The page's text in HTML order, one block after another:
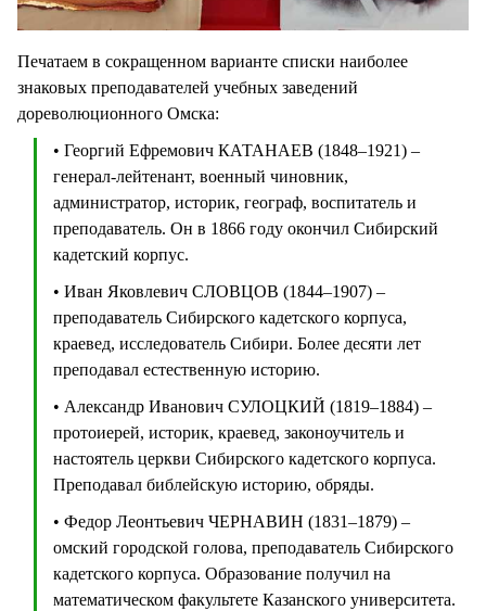
Печатаем в сокращенном варианте списки наиболее
знаковых преподавателей учебных заведений
дореволюционного Омска:
• Георгий Ефремович КАТАНАЕВ (1848–1921) –
генерал-лейтенант, военный чиновник,
администратор, историк, географ, воспитатель и
преподаватель. Он в 1866 году окончил Сибирский
кадетский корпус.
• Иван Яковлевич СЛОВЦОВ (1844–1907) –
преподаватель Сибирского кадетского корпуса,
краевед, исследователь Сибири. Более десяти лет
преподавал естественную историю.
• Александр Иванович СУЛОЦКИЙ (1819–1884) –
протоиерей, историк, краевед, законоучитель и
настоятель церкви Сибирского кадетского корпуса.
Преподавал библейскую историю, обряды.
• Федор Леонтьевич ЧЕРНАВИН (1831–1879) –
омский городской голова, преподаватель Сибирского
кадетского корпуса. Образование получил на
математическом факультете Казанского университета.